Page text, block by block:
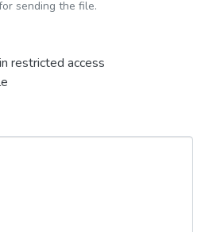
sending the file.
restricted access